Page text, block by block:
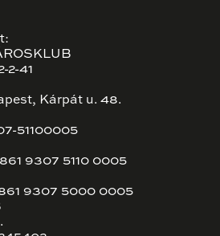
2-41
Kárpát u. 48.
51100005
9307 5110 0005
9307 5000 0005